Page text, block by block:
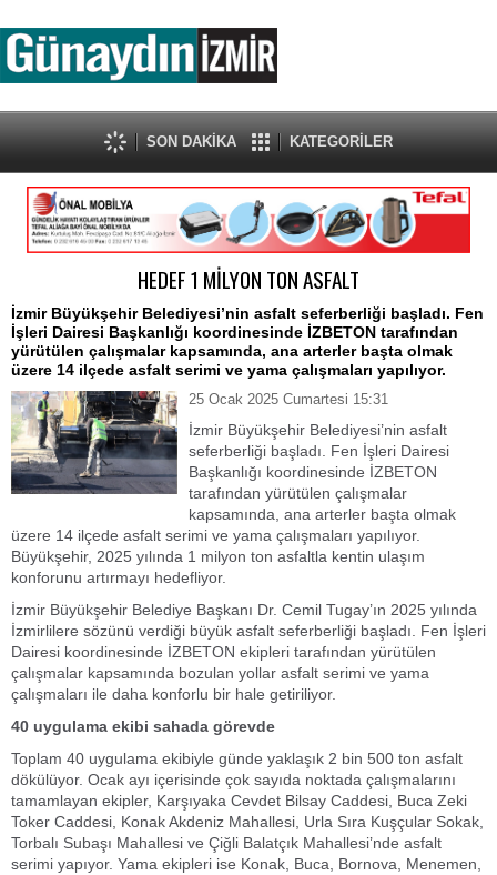
SON DAKİKA KATEGORİLER
HEDEF 1 MİLYON TON ASFALT
İzmir Büyükşehir Belediyesi’nin asfalt seferberliği başladı. Fen
İşleri Dairesi Başkanlığı koordinesinde İZBETON tarafından
yürütülen çalışmalar kapsamında, ana arterler başta olmak
üzere 14 ilçede asfalt serimi ve yama çalışmaları yapılıyor.
25 Ocak 2025 Cumartesi 15:31
İzmir Büyükşehir Belediyesi’nin asfalt
seferberliği başladı. Fen İşleri Dairesi
Başkanlığı koordinesinde İZBETON
tarafından yürütülen çalışmalar
kapsamında, ana arterler başta olmak
üzere 14 ilçede asfalt serimi ve yama çalışmaları yapılıyor.
Büyükşehir, 2025 yılında 1 milyon ton asfaltla kentin ulaşım
konforunu artırmayı hedefliyor.
İzmir Büyükşehir Belediye Başkanı Dr. Cemil Tugay’ın 2025 yılında
İzmirlilere sözünü verdiği büyük asfalt seferberliği başladı. Fen İşleri
Dairesi koordinesinde İZBETON ekipleri tarafından yürütülen
çalışmalar kapsamında bozulan yollar asfalt serimi ve yama
çalışmaları ile daha konforlu bir hale getiriliyor.
40 uygulama ekibi sahada görevde
Toplam 40 uygulama ekibiyle günde yaklaşık 2 bin 500 ton asfalt
dökülüyor. Ocak ayı içerisinde çok sayıda noktada çalışmalarını
tamamlayan ekipler, Karşıyaka Cevdet Bilsay Caddesi, Buca Zeki
Toker Caddesi, Konak Akdeniz Mahallesi, Urla Sıra Kuşçular Sokak,
Torbalı Subaşı Mahallesi ve Çiğli Balatçık Mahallesi’nde asfalt
serimi yapıyor. Yama ekipleri ise Konak, Buca, Bornova, Menemen,